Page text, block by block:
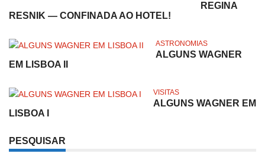
REGINA
RESNIK — CONFINADA AO HOTEL!
ASTRONOMIAS
ALGUNS WAGNER
EM LISBOA II
VISITAS
ALGUNS WAGNER EM
LISBOA I
PESQUISAR